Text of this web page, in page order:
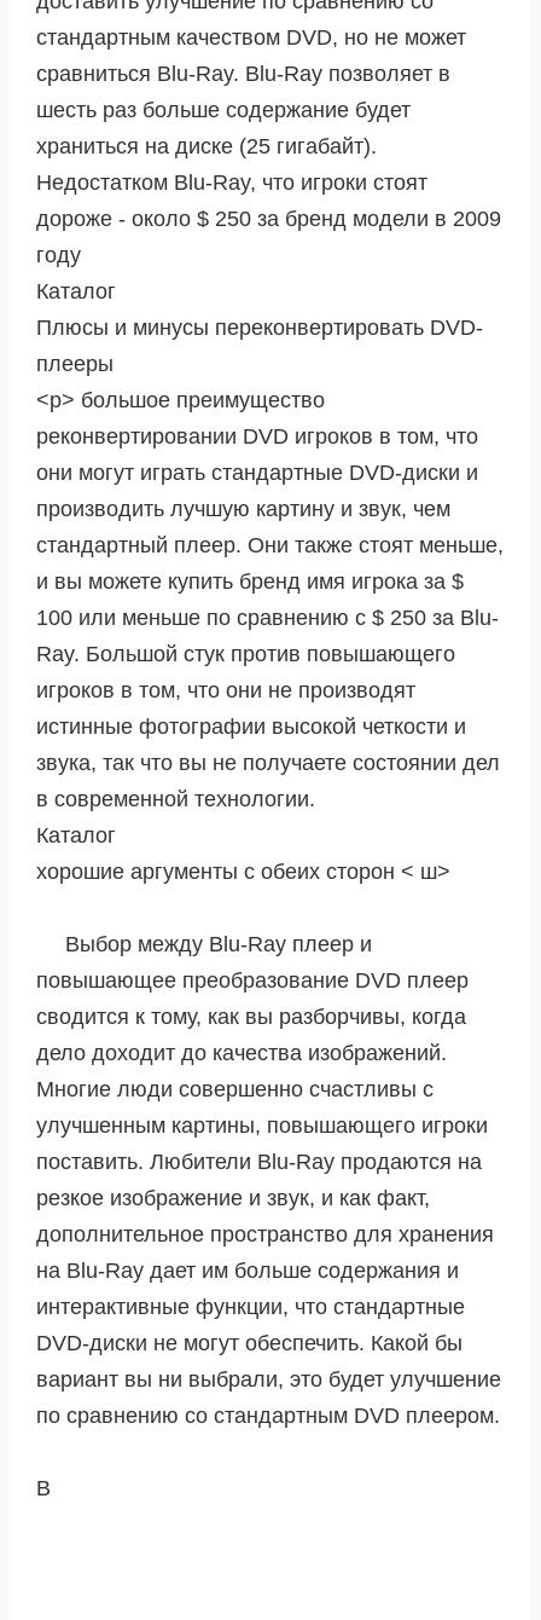
стандартным качеством DVD, но не может
сравниться Blu-Ray. Blu-Ray позволяет в
шесть раз больше содержание будет
храниться на диске (25 гигабайт).
Недостатком Blu-Ray, что игроки стоят
дороже - около $ 250 за бренд модели в 2009
году
Каталог
Плюсы и минусы переконвертировать DVD-
плееры
<р> большое преимущество
реконвертировании DVD игроков в том, что
они могут играть стандартные DVD-диски и
производить лучшую картину и звук, чем
стандартный плеер. Они также стоят меньше,
и вы можете купить бренд имя игрока за $
100 или меньше по сравнению с $ 250 за Blu-
Ray. Большой стук против повышающего
игроков в том, что они не производят
истинные фотографии высокой четкости и
звука, так что вы не получаете состоянии дел
в современной технологии.
Каталог
хорошие аргументы с обеих сторон < ш>
Выбор между Blu-Ray плеер и
повышающее преобразование DVD плеер
сводится к тому, как вы разборчивы, когда
дело доходит до качества изображений.
Многие люди совершенно счастливы с
улучшенным картины, повышающего игроки
поставить. Любители Blu-Ray продаются на
резкое изображение и звук, и как факт,
дополнительное пространство для хранения
на Blu-Ray дает им больше содержания и
интерактивные функции, что стандартные
DVD-диски не могут обеспечить. Какой бы
вариант вы ни выбрали, это будет улучшение
по сравнению со стандартным DVD плеером.
В